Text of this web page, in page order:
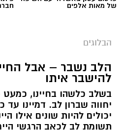
לחצו כאן
יש לכם מידע חשוב שטרם
חדשותי? מצאתם טעות
של מאות אלפים
הבלוגים
הלב נשבר – אבל
להישבר איתו
בשלב כלשהו בחיינו,
יחווה שברון לב. דמיינו עד
יכולים להיות שונים אילו
תשומת לב לכאב הרגשי